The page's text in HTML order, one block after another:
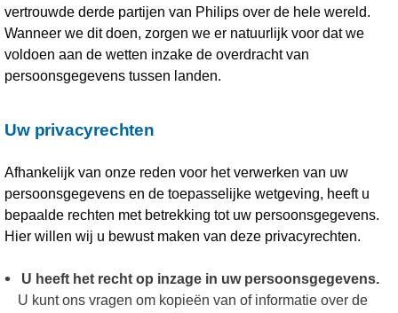
vertrouwde derde partijen van Philips over de hele wereld.
Wanneer we dit doen, zorgen we er natuurlijk voor dat we
voldoen aan de wetten inzake de overdracht van
persoonsgegevens tussen landen.
Uw privacyrechten
Afhankelijk van onze reden voor het verwerken van uw
persoonsgegevens en de toepasselijke wetgeving, heeft u
bepaalde rechten met betrekking tot uw persoonsgegevens.
Hier willen wij u bewust maken van deze privacyrechten.
U heeft het recht op inzage in uw persoonsgegevens.
U kunt ons vragen om kopieën van of informatie over de